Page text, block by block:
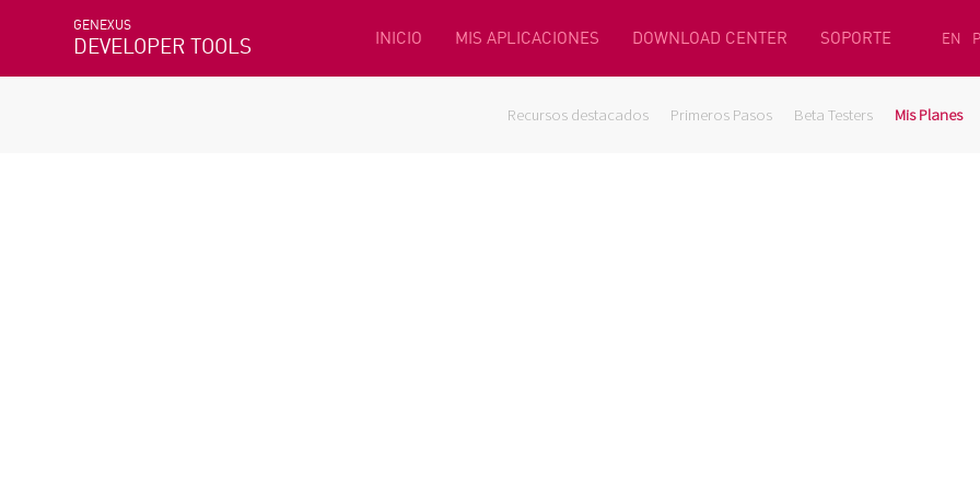
GENEXUS
DEVELOPER TOOLS INICIO MIS APLICACIONES DOWNLOAD CENTER SOPORTE EN
Recursos destacados Primeros Pasos Beta Testers Mis Planes